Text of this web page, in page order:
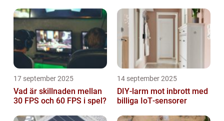
17 september 2025
Vad är skillnaden mellan
30 FPS och 60 FPS i spel?
14 september 2025
DIY‑larm mot inbrott med
billiga IoT‑sensorer